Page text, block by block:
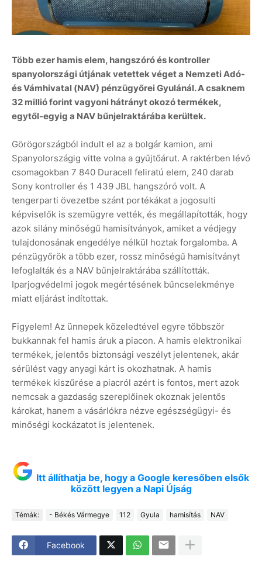
Több ezer hamis elem, hangszóró és kontroller
spanyolországi útjának vetettek véget a Nemzeti Adó-
és Vámhivatal (NAV) pénzügyőrei Gyulánál. A csaknem
32 millió forint vagyoni hátrányt okozó termékek,
egytől-egyig a NAV bűnjelraktárába kerültek.
Görögországból indult el az a bolgár kamion, ami
Spanyolországig vitte volna a gyűjtőárut. A raktérben lévő
csomagokban 7 840 Duracell feliratú elem, 240 darab
Sony kontroller és 1 439 JBL hangszóró volt. A
tengerparti övezetbe szánt portékákat a jogosulti
képviselők is szemügyre vették, és megállapították, hogy
azok silány minőségű hamisítványok, amiket a védjegy
tulajdonosának engedélye nélkül hoztak forgalomba. A
pénzügyőrök a több ezer, rossz minőségű hamisítványt
lefoglalták és a NAV bűnjelraktárába szállították.
Iparjogvédelmi jogok megértésének bűncselekménye
miatt eljárást indítottak.
Figyelem! Az ünnepek közeledtével egyre többször
bukkannak fel hamis áruk a piacon. A hamis elektronikai
termékek, jelentős biztonsági veszélyt jelentenek, akár
sérülést vagy anyagi kárt is okozhatnak. A hamis
termékek kiszűrése a piacról azért is fontos, mert azok
nemcsak a gazdaság szereplőinek okoznak jelentős
károkat, hanem a vásárlókra nézve egészségügyi- és
minőségi kockázatot is jelentenek.
Itt állíthatja be, hogy a Google keresőben elsők
között legyen a Napi Újság
Témák: - Békés Vármegye 112 Gyula hamisítás NAV
Facebook